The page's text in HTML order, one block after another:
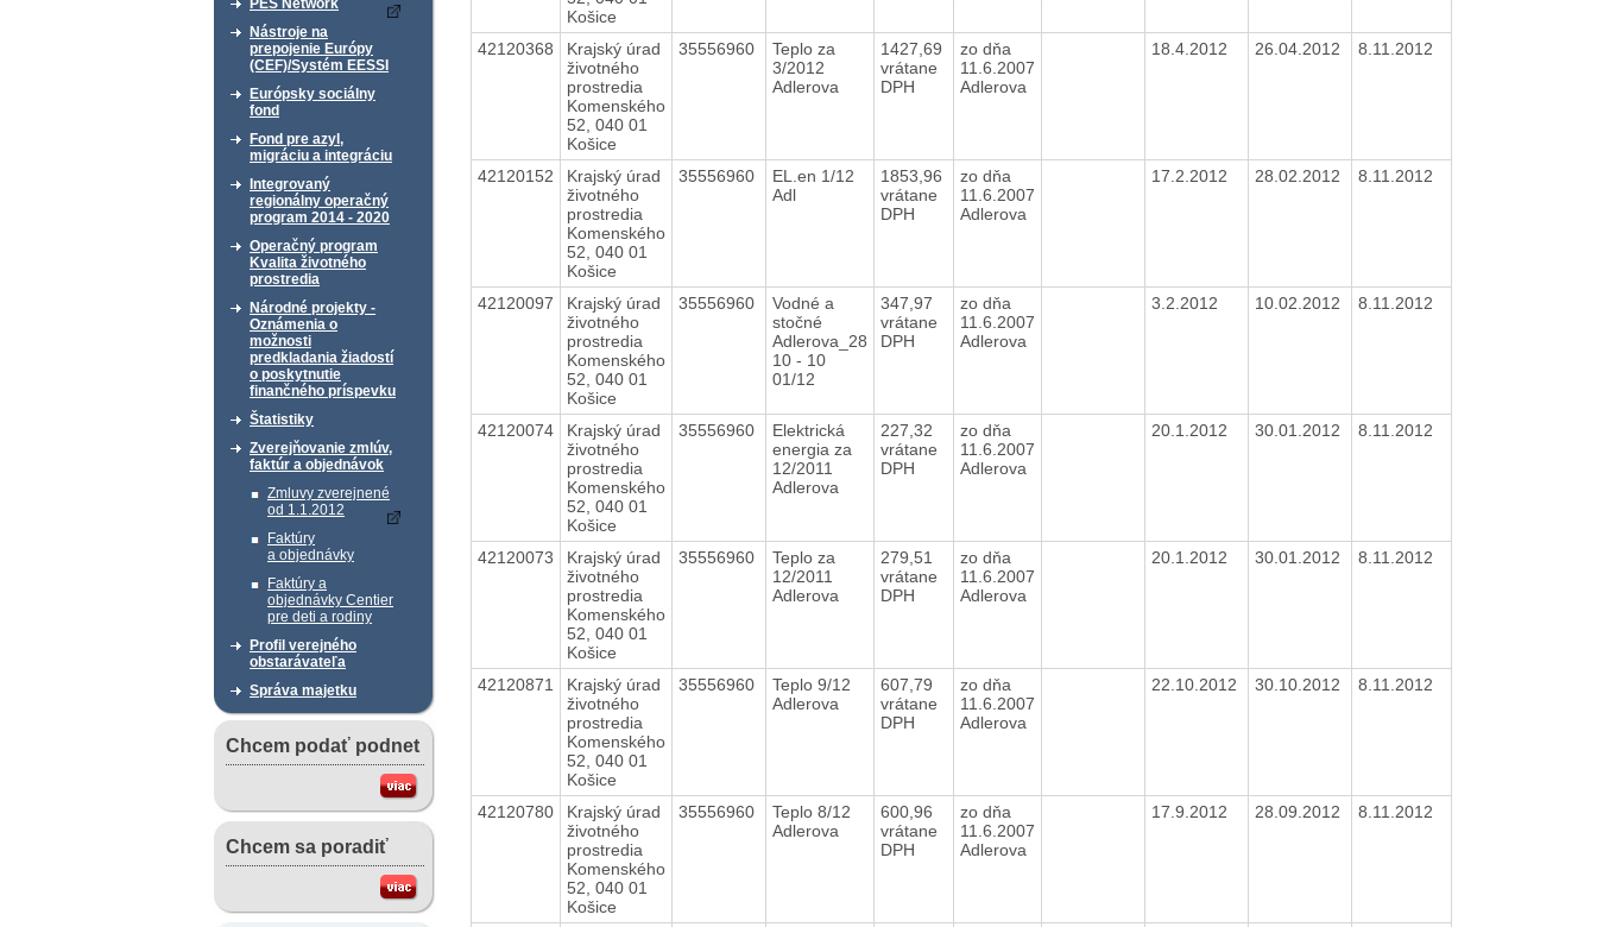
PES Network
Nástroje na
prepojenie Európy
(CEF)/Systém EESSI
Európsky sociálny
fond
Fond pre azyl,
migráciu a integráciu
Integrovaný
regionálny operačný
program 2014 - 2020
Operačný program
Kvalita životného
prostredia
Národné projekty -
Oznámenia o
možnosti
predkladania žiadostí
o poskytnutie
finančného príspevku
Štatistiky
Zverejňovanie zmlúv,
faktúr a objednávok
Zmluvy zverejnené
od 1.1.2012
Faktúry
a objednávky
Faktúry a
objednávky Centier
pre deti a rodiny
Profil verejného
obstarávateľa
Správa majetku
Chcem podať podnet
Chcem sa poradiť
Košice
42120368
Krajský úrad
životného
prostredia
Komenského
52, 040 01
Košice
35556960
Teplo za
3/2012
Adlerova
1427,69
vrátane
DPH
zo dňa
11.6.2007
Adlerova
18.4.2012 26.04.2012 8.11.2012
42120152
Krajský úrad
životného
prostredia
Komenského
52, 040 01
Košice
35556960
EL.en 1/12
Adl
1853,96
vrátane
DPH
zo dňa
11.6.2007
Adlerova
17.2.2012 28.02.2012 8.11.2012
42120097
Krajský úrad
životného
prostredia
Komenského
52, 040 01
Košice
35556960
Vodné a
stočné
Adlerova_28
10 - 10
01/12
347,97
vrátane
DPH
zo dňa
11.6.2007
Adlerova
3.2.2012 10.02.2012 8.11.2012
42120074
Krajský úrad
životného
prostredia
Komenského
52, 040 01
Košice
35556960
Elektrická
energia za
12/2011
Adlerova
227,32
vrátane
DPH
zo dňa
11.6.2007
Adlerova
20.1.2012 30.01.2012 8.11.2012
42120073
Krajský úrad
životného
prostredia
Komenského
52, 040 01
Košice
35556960
Teplo za
12/2011
Adlerova
279,51
vrátane
DPH
zo dňa
11.6.2007
Adlerova
20.1.2012 30.01.2012 8.11.2012
42120871
Krajský úrad
životného
prostredia
Komenského
52, 040 01
Košice
35556960
Teplo 9/12
Adlerova
607,79
vrátane
DPH
zo dňa
11.6.2007
Adlerova
22.10.2012 30.10.2012 8.11.2012
42120780
Krajský úrad
životného
prostredia
Komenského
52, 040 01
Košice
35556960
Teplo 8/12
Adlerova
600,96
vrátane
DPH
zo dňa
11.6.2007
Adlerova
17.9.2012 28.09.2012 8.11.2012